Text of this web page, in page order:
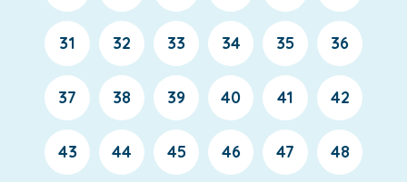
31 32 33 34 35 36
37 38 39 40 41 42
43 44 45 46 47 48